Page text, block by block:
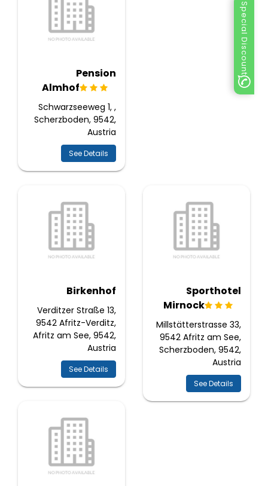
Special Discount
Pension
Almhof
Schwarzseeweg 1, ,
Scherzboden, 9542,
Austria
See Details
Sporthotel
Mirnock
Millstätterstrasse 33,
9542 Afritz am See,
Scherzboden, 9542,
Austria
See Details
Birkenhof
Verditzer Straße 13,
9542 Afritz-Verditz,
Afritz am See, 9542,
Austria
See Details